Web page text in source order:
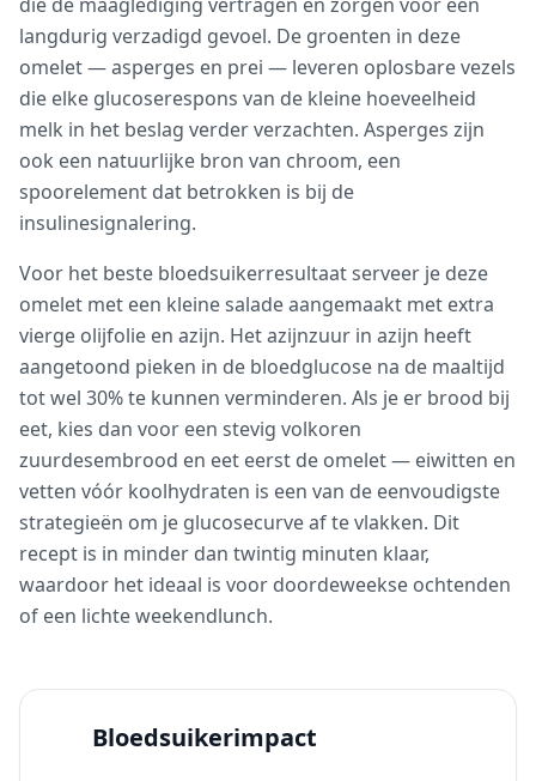
langdurig verzadigd gevoel. De groenten in deze
omelet — asperges en prei — leveren oplosbare vezels
die elke glucoserespons van de kleine hoeveelheid
melk in het beslag verder verzachten. Asperges zijn
ook een natuurlijke bron van chroom, een
spoorelement dat betrokken is bij de
insulinesignalering.
Voor het beste bloedsuikerresultaat serveer je deze
omelet met een kleine salade aangemaakt met extra
vierge olijfolie en azijn. Het azijnzuur in azijn heeft
aangetoond pieken in de bloedglucose na de maaltijd
tot wel 30% te kunnen verminderen. Als je er brood bij
eet, kies dan voor een stevig volkoren
zuurdesembrood en eet eerst de omelet — eiwitten en
vetten vóór koolhydraten is een van de eenvoudigste
strategieën om je glucosecurve af te vlakken. Dit
recept is in minder dan twintig minuten klaar,
waardoor het ideaal is voor doordeweekse ochtenden
of een lichte weekendlunch.
Bloedsuikerimpact